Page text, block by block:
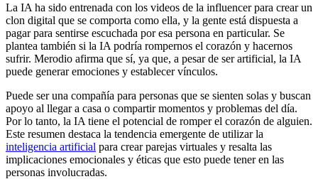
La IA ha sido entrenada con los videos de la influencer para crear un
clon digital que se comporta como ella, y la gente está dispuesta a
pagar para sentirse escuchada por esa persona en particular. Se
plantea también si la IA podría rompernos el corazón y hacernos
sufrir. Merodio afirma que sí, ya que, a pesar de ser artificial, la IA
puede generar emociones y establecer vínculos.
Puede ser una compañía para personas que se sienten solas y buscan
apoyo al llegar a casa o compartir momentos y problemas del día.
Por lo tanto, la IA tiene el potencial de romper el corazón de alguien.
Este resumen destaca la tendencia emergente de utilizar la
inteligencia artificial para crear parejas virtuales y resalta las
implicaciones emocionales y éticas que esto puede tener en las
personas involucradas.